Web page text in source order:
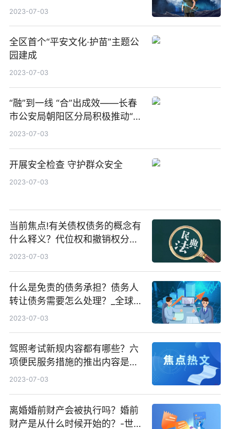
2023-07-03
全区首个“平安文化·护苗”主题公
园建成
2023-07-03
“融”到一线 “合”出成效——长春
市公安局朝阳区分局积极推动“警
地融合”再深入工作综述 当前热
2023-07-03
开展安全检查 守护群众安全
2023-07-03
当前焦点!有关债权债务的概念有
什么释义？代位权和撤销权分别
指的是什么？
2023-07-03
什么是免责的债务承担？债务人
转让债务需要怎么处理？_全球今
日报
2023-07-03
驾照考试新规内容都有哪些？六
项便民服务措施的推出内容是什
么？
2023-07-03
离婚婚前财产会被执行吗？婚前
财产是从什么时候开始的？-世界